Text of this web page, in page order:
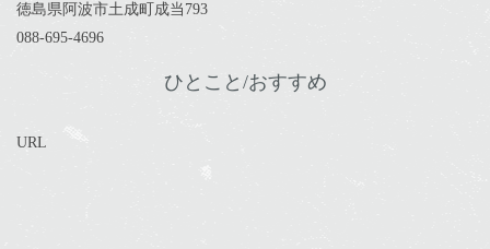
徳島県阿波市土成町成当793
088-695-4696
ひとこと/おすすめ
URL